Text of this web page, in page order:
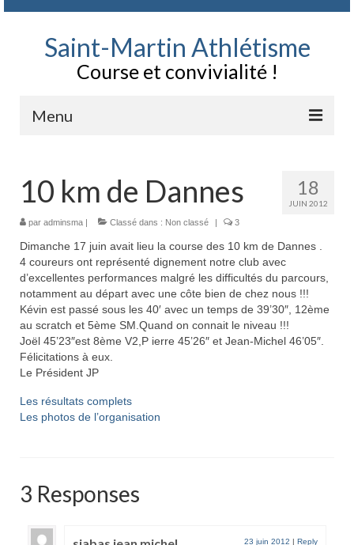
Saint-Martin Athlétisme
Course et convivialité !
Menu
Le Club, qui sommes nous
Documents
Bulletin d’adhésion au Club et règlement SMA
Parcours entrainement
Agenda Chronopale
Festivités du club
section marche nordique
Différentes Foulées Bleues
18
JUIN 2012
10 km de Dannes
par adminsma | Classé dans : Non classé | 3
Dimanche 17 juin avait lieu la course des 10 km de Dannes .
4 coureurs ont représenté dignement notre club avec
d’excellentes performances malgré les difficultés du parcours,
notamment au départ avec une côte bien de chez nous !!!
Kévin est passé sous les 40′ avec un temps de 39’30″, 12ème
au scratch et 5ème SM.Quand on connait le niveau !!!
Joël 45’23″est 8ème V2,P ierre 45’26″ et Jean-Michel 46’05″.
Félicitations à eux.
Le Président JP
Les résultats complets
Les photos de l’organisation
3 Responses
23 juin 2012 | Reply